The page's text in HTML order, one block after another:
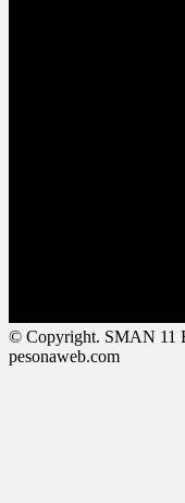
© Copyright. SMAN 11
pesonaweb.com